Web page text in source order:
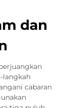
dan
langkah
cabaran